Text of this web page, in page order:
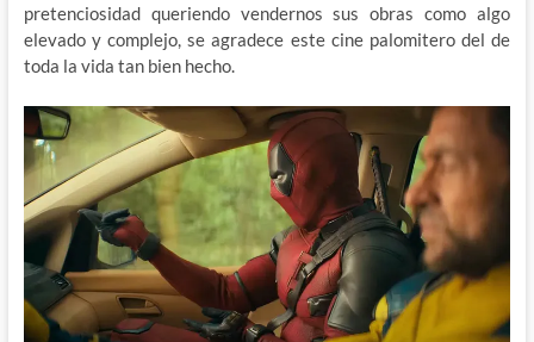
pretenciosidad queriendo vendernos sus obras como algo
elevado y complejo, se agradece este cine palomitero del de
toda la vida tan bien hecho.